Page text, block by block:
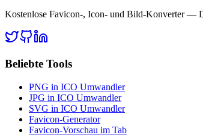
Kostenlose Favicon-, Icon- und Bild-Konverter —
Beliebte Tools
PNG in ICO Umwandler
JPG in ICO Umwandler
SVG in ICO Umwandler
Favicon-Generator
Favicon-Vorschau im Tab